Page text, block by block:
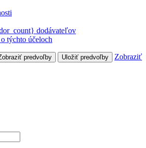
dodávateľov
týchto účeloch
predvoľby Uložiť predvoľby
Zobraziť